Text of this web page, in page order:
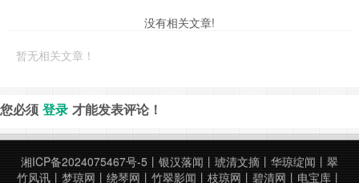
没有相关文章!
暂无相关文章！
您必须 登录 才能发表评论！
湘ICP备2024075467号-5 丨 银汉落闻 丨 琥清文摘 丨 华琼绽闻 丨 翠
竹风讯 丨 梦琼网 丨 绕琴网 丨 竹翠影闻 丨 枝琼网 丨 碧清网 丨 电宝库 丨